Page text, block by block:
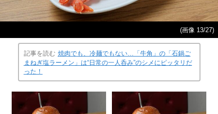
(画像 13/27)
記事を読む 焼肉でも、冷麺でもない…「牛角」の「石鍋ご
まねぎ塩ラーメン」は“日常の一人呑み”のシメにピッタリだ
った！